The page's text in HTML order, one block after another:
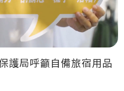
護局呼籲自備旅宿用品